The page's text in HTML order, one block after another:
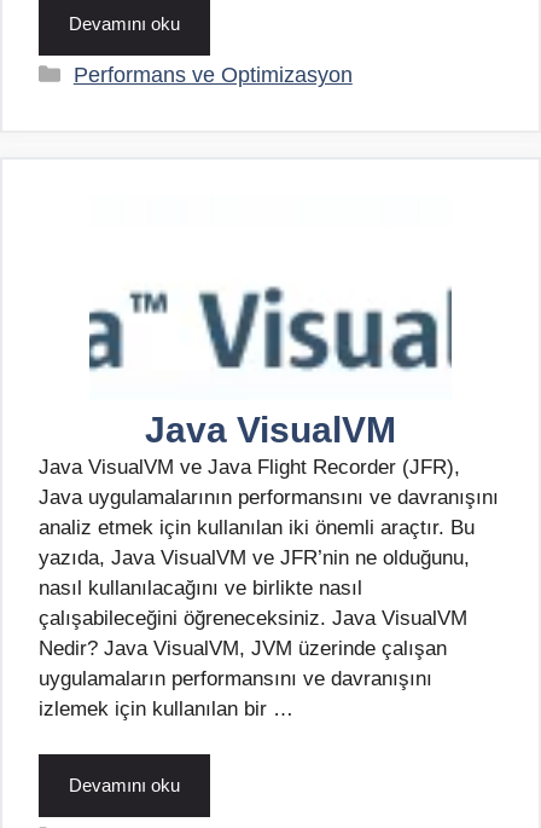
Devamını oku
Kategoriler
Performans ve Optimizasyon
Java VisualVM
Java VisualVM ve Java Flight Recorder (JFR),
Java uygulamalarının performansını ve davranışını
analiz etmek için kullanılan iki önemli araçtır. Bu
yazıda, Java VisualVM ve JFR’nin ne olduğunu,
nasıl kullanılacağını ve birlikte nasıl
çalışabileceğini öğreneceksiniz. Java VisualVM
Nedir? Java VisualVM, JVM üzerinde çalışan
uygulamaların performansını ve davranışını
izlemek için kullanılan bir …
Devamını oku